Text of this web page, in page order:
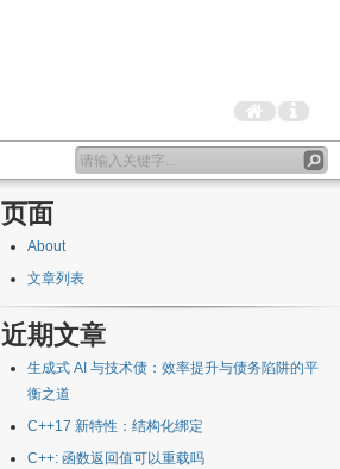
页面
About
文章列表
近期文章
生成式 AI 与技术债：效率提升与债务陷阱的平
衡之道
C++17 新特性：结构化绑定
C++: 函数返回值可以重载吗